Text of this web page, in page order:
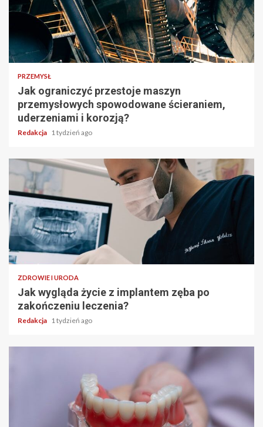
PRZEMYSŁ
Jak ograniczyć przestoje maszyn
przemysłowych spowodowane ścieraniem,
uderzeniami i korozją?
Redakcja 1 tydzień ago
ZDROWIE I URODA
Jak wygląda życie z implantem zęba po
zakończeniu leczenia?
Redakcja 1 tydzień ago